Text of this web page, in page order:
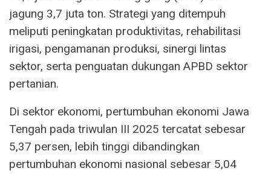
jagung 3,7 juta ton. Strategi yang ditempuh
meliputi peningkatan produktivitas, rehabilitasi
irigasi, pengamanan produksi, sinergi lintas
sektor, serta penguatan dukungan APBD sektor
pertanian.
Di sektor ekonomi, pertumbuhan ekonomi Jawa
Tengah pada triwulan III 2025 tercatat sebesar
5,37 persen, lebih tinggi dibandingkan
pertumbuhan ekonomi nasional sebesar 5,04